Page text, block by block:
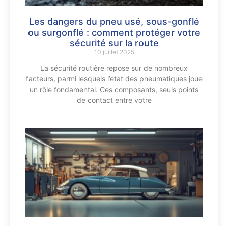
Les dangers du pneu usé, sous-gonflé
ou surgonflé : comment protéger votre
sécurité sur la route
10 juillet 2025
La sécurité routière repose sur de nombreux
facteurs, parmi lesquels l’état des pneumatiques joue
un rôle fondamental. Ces composants, seuls points
de contact entre votre